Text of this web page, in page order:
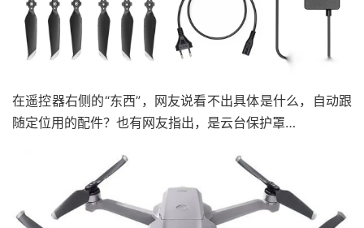
在遥控器右侧的“东西”，网友说看不出具体是什么，自动跟
随定位用的配件？也有网友指出，是云台保护罩…